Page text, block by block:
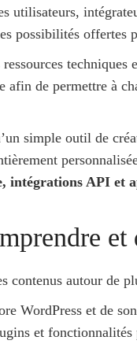
utilisateurs,
possibilités offertes
techniques
afin de permettre à
simple outil de
intégrations API et
et
contenus autour de
WordPress et de
et fonctionnalités